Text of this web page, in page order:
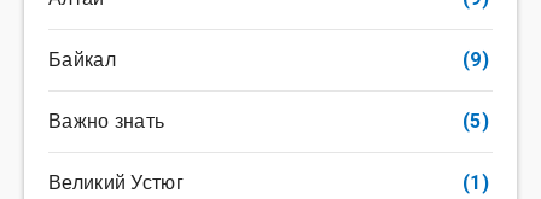
Байкал (9)
Важно знать (5)
Великий Устюг (1)